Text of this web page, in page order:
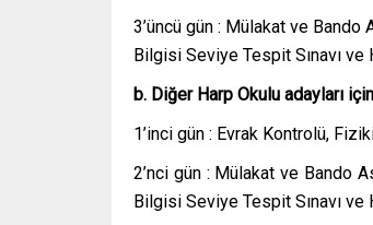
3’üncü gün : Mülakat ve
Bilgisi Seviye Tespit Sınavı ve
b. Diğer Harp Okulu adayları
1’inci gün : Evrak Kontrolü,
2’nci gün : Mülakat ve Bando
Bilgisi Seviye Tespit Sınavı ve